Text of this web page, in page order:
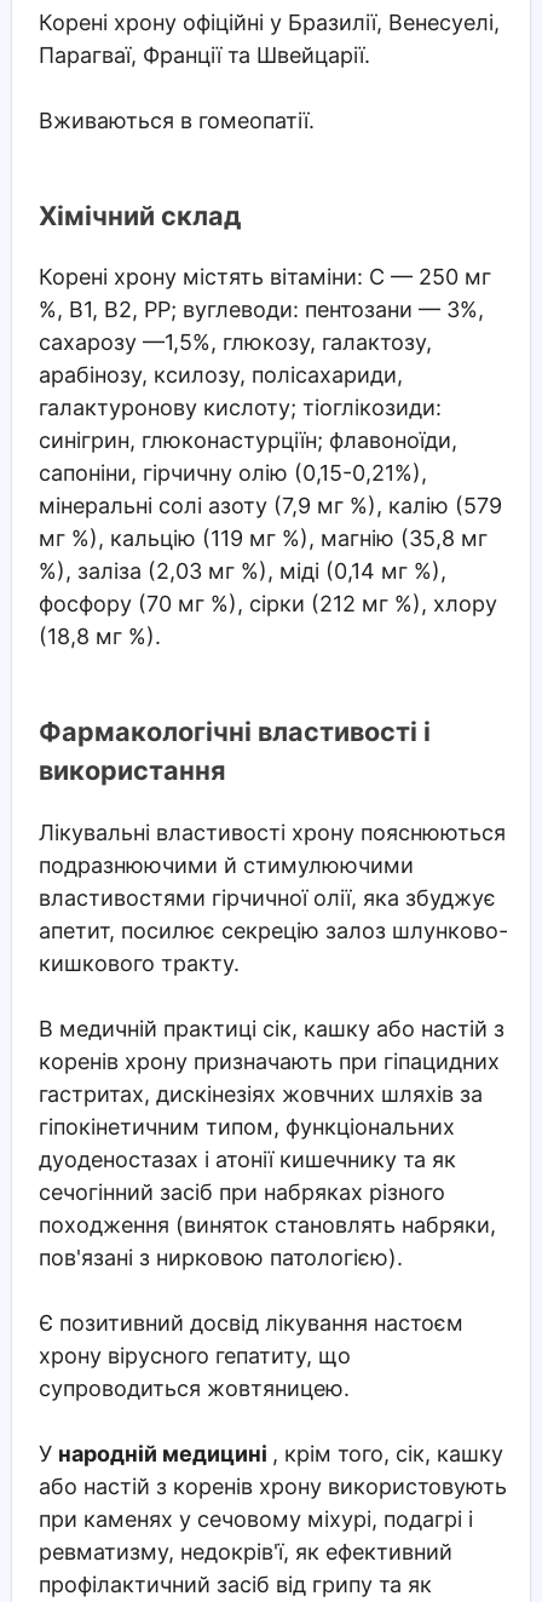
Корені хрону офіційні у Бразилії, Венесуелі,
Парагваї, Франції та Швейцарії.
Вживаються в гомеопатії.
Хімічний склад
Корені хрону містять вітаміни: С — 250 мг
%, В1, В2, РР; вуглеводи: пентозани — 3%,
сахарозу —1,5%, глюкозу, галактозу,
арабінозу, ксилозу, полісахариди,
галактуронову кислоту; тіоглікозиди:
синігрин, глюконастурціїн; флавоноїди,
сапоніни, гірчичну олію (0,15-0,21%),
мінеральні солі азоту (7,9 мг %), калію (579
мг %), кальцію (119 мг %), магнію (35,8 мг
%), заліза (2,03 мг %), міді (0,14 мг %),
фосфору (70 мг %), сірки (212 мг %), хлору
(18,8 мг %).
Фармакологічні властивості і
використання
Лікувальні властивості хрону пояснюються
подразнюючими й стимулюючими
властивостями гірчичної олії, яка збуджує
апетит, посилює секрецію залоз шлунково-
кишкового тракту.
В медичній практиці сік, кашку або настій з
коренів хрону призначають при гіпацидних
гастритах, дискінезіях жовчних шляхів за
гіпокінетичним типом, функціональних
дуоденостазах і атонії кишечнику та як
сечогінний засіб при набряках різного
походження (виняток становлять набряки,
пов'язані з нирковою патологією).
Є позитивний досвід лікування настоєм
хрону вірусного гепатиту, що
супроводиться жовтяницею.
У народній медицині , крім того, сік, кашку
або настій з коренів хрону використовують
при каменях у сечовому міхурі, подагрі і
ревматизму, недокрів'ї, як ефективний
профілактичний засіб від грипу та як